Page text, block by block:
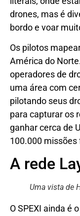
drones, mas é
bordo e voar
Os pilotos
América do
operadores de
uma área com
pilotando seus
para capturar os
ganhar cerca de
100.000
A rede
Uma vista de
O SPEXI ainda é